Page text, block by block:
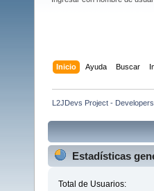
Inicio Ayuda Buscar
L2JDevs Project -
Estadísticas
Total de Usuarios: